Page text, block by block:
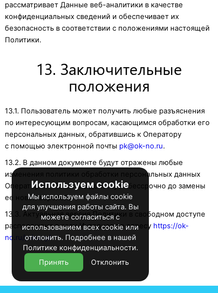
Используем cookie
Мы используем файлы cookie
для улучшения работы сайта. Вы
можете согласиться с
использованием всех cookie или
отклонить. Подробнее в нашей
Политике конфиденциальности.
Принять
Отклонить
рассматривает Данные веб-аналитики в качестве
конфиденциальных сведений и обеспечивает их
безопасность в соответствии с положениями настоящей
Политики.
13. Заключительные
положения
13.1. Пользователь может получить любые разъяснения
по интересующим вопросам, касающимся обработки его
персональных данных, обратившись к Оператору
с помощью электронной почты pk@ok-no.ru.
13.2. В данном документе будут отражены любые
изменения политики обработки персональных данных
Оператором. Политика действует бессрочно до замены
ее новой версией.
13.3. Актуальная версия Политики в свободном доступе
расположена в сети Интернет по адресу https://ok-
no.ru/privacy/.